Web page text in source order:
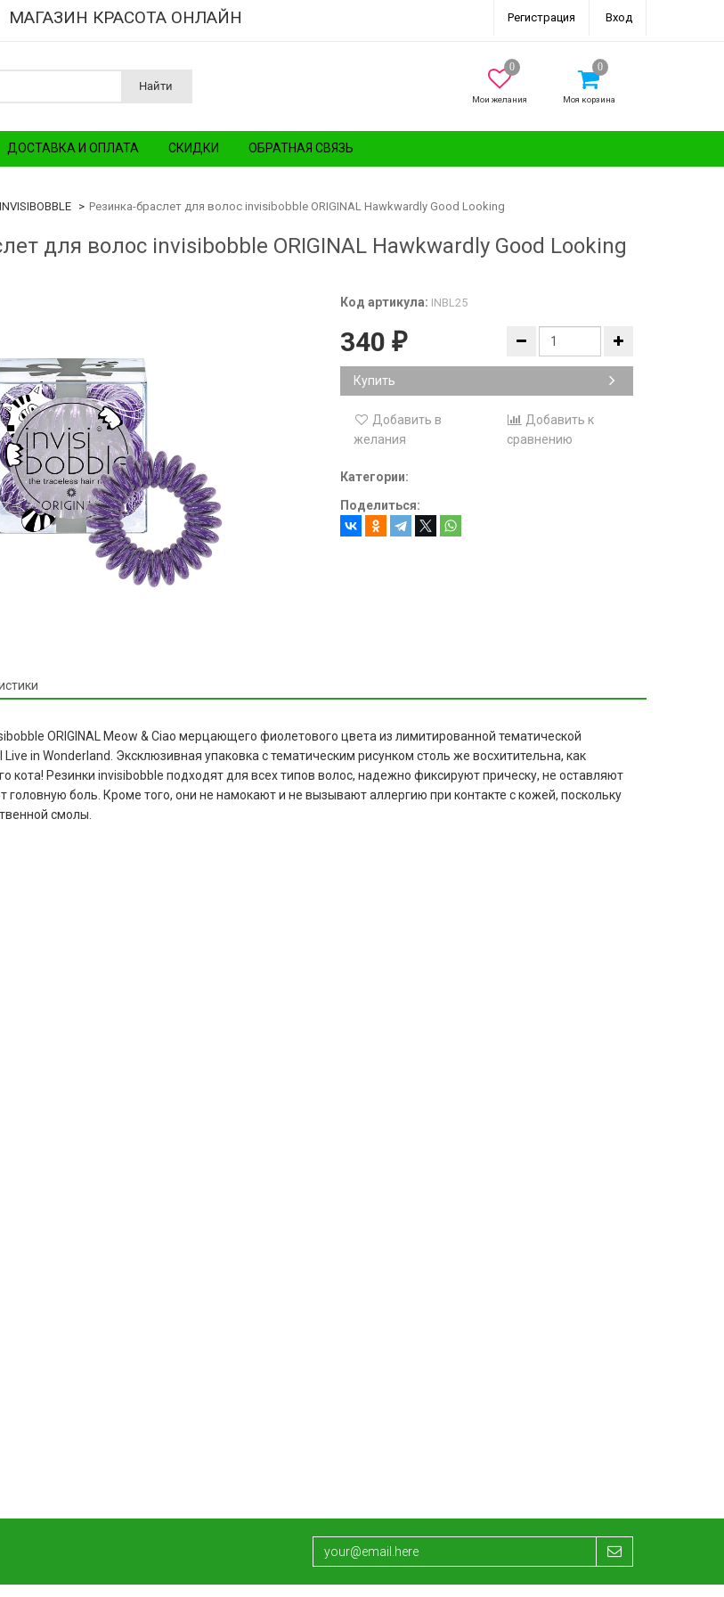
МАГАЗИН КРАСОТА ОНЛАЙН Регистрация Вход
Найти
Мои желания Моя корзина
ДОСТАВКА И ОПЛАТА СКИДКИ ОБРАТНАЯ СВЯЗЬ
INVISIBOBBLE Резинка-браслет для волос invisibobble ORIGINAL Hawkwardly Good Looking
для волос invisibobble ORIGINAL Hawkwardly Good Looking
Код артикула: INBL25
340 ₽
Купить
Добавить в
желания
Добавить к
сравнению
Категории:
Поделиться:
ORIGINAL Meow & Ciao мерцающего фиолетового цвета из лимитированной тематической
in Wonderland. Эксклюзивная упаковка с тематическим рисунком столь же восхитительна, как
кота! Резинки invisibobble подходят для всех типов волос, надежно фиксируют прическу, не оставляют
головную боль. Кроме того, они не намокают и не вызывают аллергию при контакте с кожей, поскольку
смолы.